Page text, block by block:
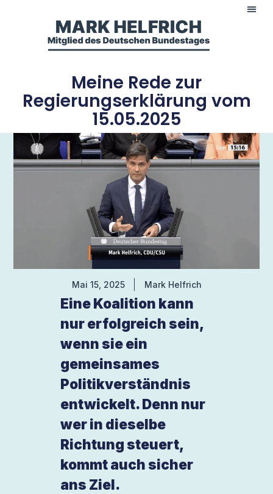
Meine Rede zur
Regierungserklärung vom
15.05.2025
Mai 15, 2025 Mark Helfrich
Eine Koalition kann
nur erfolgreich sein,
wenn sie ein
gemeinsames
Politikverständnis
entwickelt. Denn nur
wer in dieselbe
Richtung steuert,
kommt auch sicher
ans Ziel.